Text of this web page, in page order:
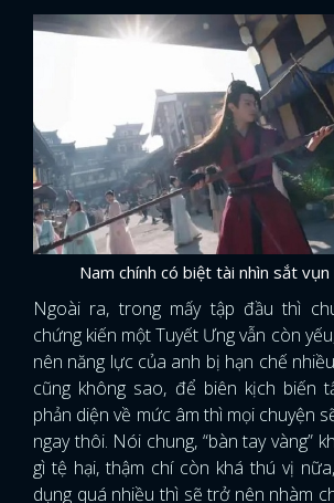
Nam chính có biệt tài nhìn sắt
Ngoài ra, trong mấy tập đầu thì
chứng kiến một Tuyết Ưng vẫn còn
nên năng lực của anh bị hạn chế
cũng không sao, để biên kịch biến
phản diện về mức âm thì mọi chuyện
ngay thôi. Nói chung, “bàn tay vàng”
gì tệ hại, thậm chí còn khá thú vị
dụng quá nhiều thì sẽ trở nên nhàm